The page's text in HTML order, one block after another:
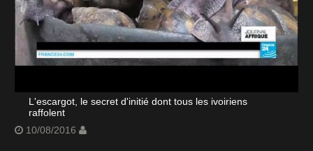
L'escargot, le secret d'initié dont tous les ivoiriens
raffolent
10/08/2016